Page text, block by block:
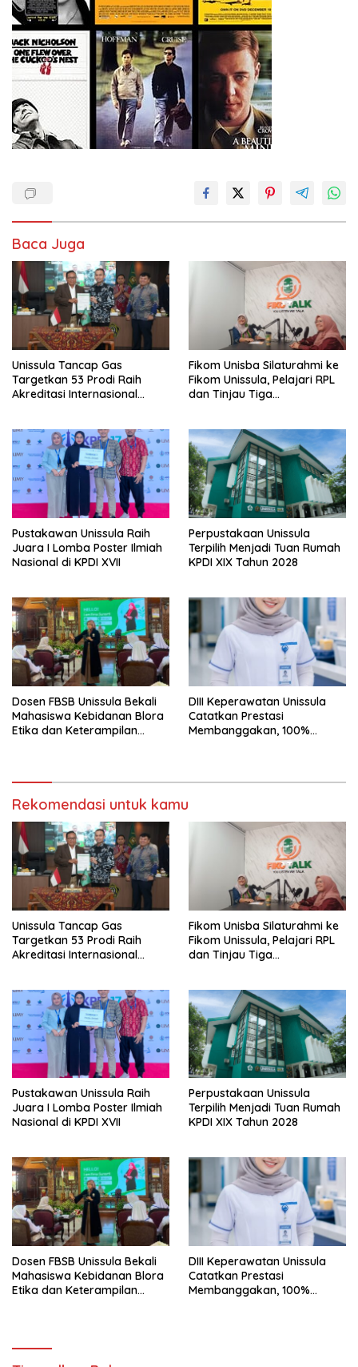
Baca Juga
Unissula Tancap Gas
Targetkan 53 Prodi Raih
Akreditasi Internasional
Fikom Unisba Silaturahmi ke
Fikom Unissula, Pelajari RPL
dan Tinjau Tiga
Pustakawan Unissula Raih
Juara I Lomba Poster Ilmiah
Nasional di KPDI XVII
Perpustakaan Unissula
Terpilih Menjadi Tuan Rumah
KPDI XIX Tahun 2028
Dosen FBSB Unissula Bekali
Mahasiswa Kebidanan Blora
Etika dan Keterampilan
DIII Keperawatan Unissula
Catatkan Prestasi
Membanggakan, 100%
Rekomendasi untuk kamu
Unissula Tancap Gas
Targetkan 53 Prodi Raih
Akreditasi Internasional
Fikom Unisba Silaturahmi ke
Fikom Unissula, Pelajari RPL
dan Tinjau Tiga
Pustakawan Unissula Raih
Juara I Lomba Poster Ilmiah
Nasional di KPDI XVII
Perpustakaan Unissula
Terpilih Menjadi Tuan Rumah
KPDI XIX Tahun 2028
Dosen FBSB Unissula Bekali
Mahasiswa Kebidanan Blora
Etika dan Keterampilan
DIII Keperawatan Unissula
Catatkan Prestasi
Membanggakan, 100%